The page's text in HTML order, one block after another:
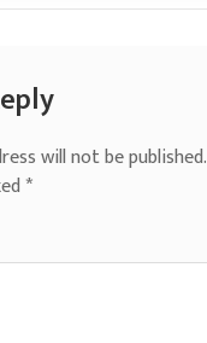
will not be published.
*